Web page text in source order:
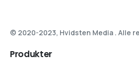
© 2020-2023, Hvidsten Media . Alle
Produkter